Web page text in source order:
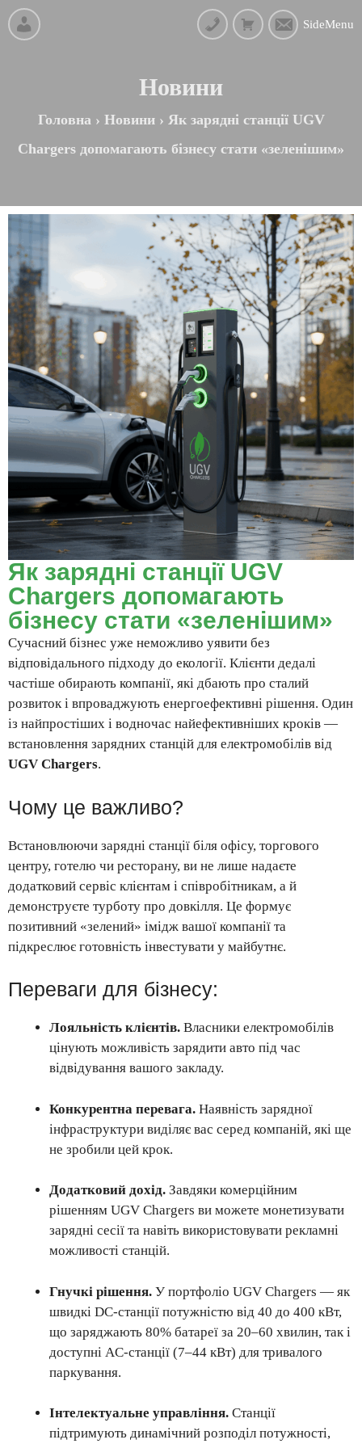
SideMenu
Новини
Головна › Новини› Як зарядні станції UGV
Chargers допомагають бізнесу стати «зеленішим»
Як зарядні станції UGV
Chargers допомагають
бізнесу стати «зеленішим»
Сучасний бізнес уже неможливо уявити без
відповідального підходу до екології. Клієнти дедалі
частіше обирають компанії, які дбають про сталий
розвиток і впроваджують енергоефективні рішення. Один
із найпростіших і водночас найефективніших кроків —
встановлення зарядних станцій для електромобілів від
UGV Chargers.
Чому це важливо?
Встановлюючи зарядні станції біля офісу, торгового
центру, готелю чи ресторану, ви не лише надаєте
додатковий сервіс клієнтам і співробітникам, а й
демонструєте турботу про довкілля. Це формує
позитивний «зелений» імідж вашої компанії та
підкреслює готовність інвестувати у майбутнє.
Переваги для бізнесу:
Лояльність клієнтів. Власники електромобілів
цінують можливість зарядити авто під час
відвідування вашого закладу.
Конкурентна перевага. Наявність зарядної
інфраструктури виділяє вас серед компаній, які ще
не зробили цей крок.
Додатковий дохід. Завдяки комерційним
рішенням UGV Chargers ви можете монетизувати
зарядні сесії та навіть використовувати рекламні
можливості станцій.
Гнучкі рішення. У портфоліо UGV Chargers — як
швидкі DC-станції потужністю від 40 до 400 кВт,
що заряджають 80% батареї за 20–60 хвилин, так і
доступні AC-станції (7–44 кВт) для тривалого
паркування.
Інтелектуальне управління. Станції
підтримують динамічний розподіл потужності,